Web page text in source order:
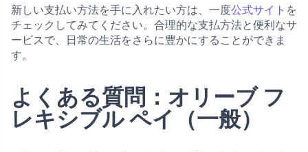
新しい支払い方法を手に入れたい方は、一度公式サイト を
チェックしてみてください。合理的な支払方法と便利なサ
ービスで、日常の生活をさらに豊かにすることができま
す。
よくある質問：オリーブ フ
レキシブル ペイ（一般）